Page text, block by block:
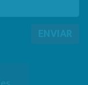
ENVIAR